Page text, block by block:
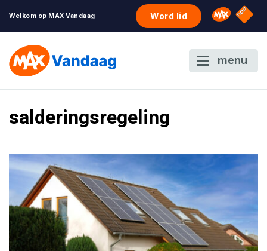
Welkom op MAX Vandaag Word lid Omroep
NPO
menu
salderingsregeling